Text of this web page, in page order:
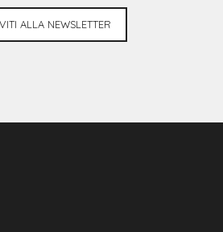
ALLA NEWSLETTER